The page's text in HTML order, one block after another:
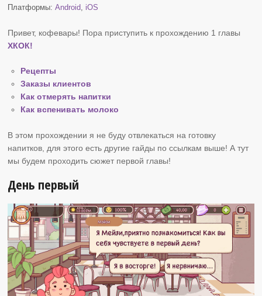
Платформы:Android, iOS
Привет, кофевары! Пора приступить к прохождению 1 главы
ХКОК!
Рецепты
Заказы клиентов
Как отмерять напитки
Как вспенивать молоко
В этом прохождении я не буду отвлекаться на готовку
напитков, для этого есть другие гайды по ссылкам выше! А тут
мы будем проходить сюжет первой главы!
День первый